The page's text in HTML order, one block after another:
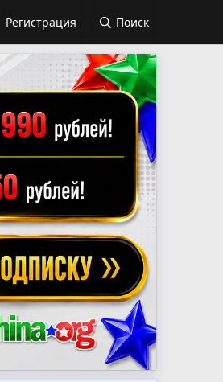
Регистрация Поиск